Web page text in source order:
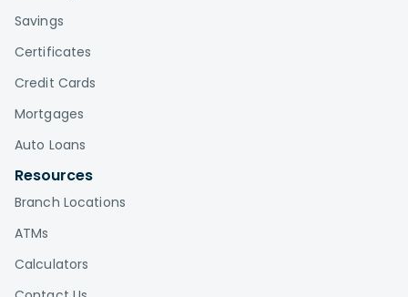
Savings
Certificates
Credit Cards
Mortgages
Auto Loans
Resources
Branch Locations
ATMs
Calculators